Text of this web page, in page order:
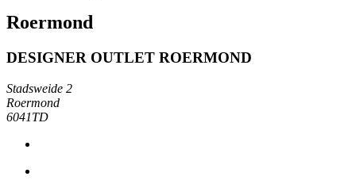
Roermond
DESIGNER OUTLET ROERMOND
Stadsweide 2
Roermond
6041TD